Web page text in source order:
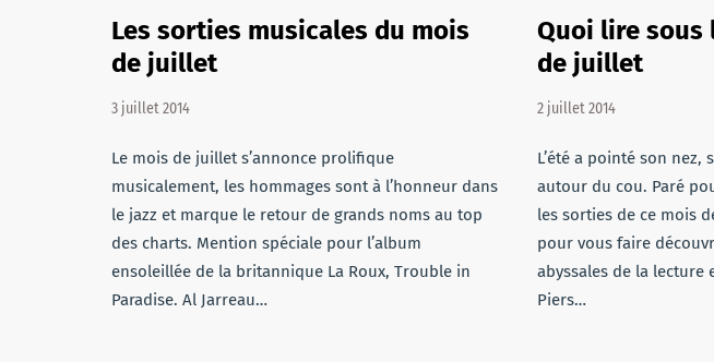
Les sorties musicales du mois
de juillet
3 juillet 2014
Le mois de juillet s’annonce prolifique
musicalement, les hommages sont à l’honneur dans
le jazz et marque le retour de grands noms au top
des charts. Mention spéciale pour l’album
ensoleillée de la britannique La Roux, Trouble in
Paradise. Al Jarreau…
Quoi lire sous
de juillet
2 juillet 2014
L’été a pointé son
autour du cou. Paré
les sorties de ce mois
pour vous faire
abyssales de la lecture
Piers…